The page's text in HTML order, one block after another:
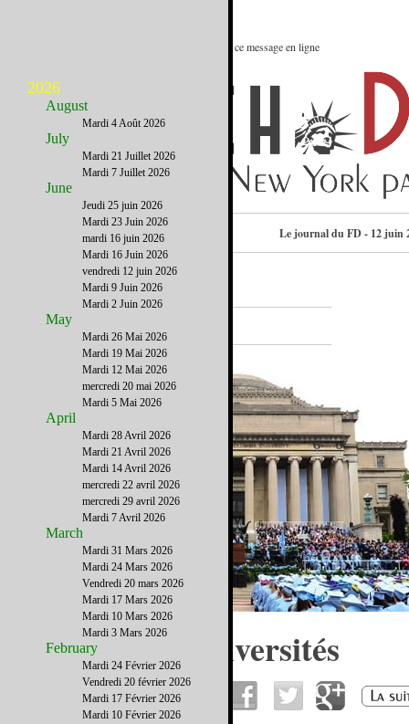
Le meilleur des Etats-Unis : Voir ce message en ligne
Le journal du FD - 12 juin
A la Une
Le top 5 des universités
américaines
2026
August
Mardi 4 Août 2026
July
Mardi 21 Juillet 2026
Mardi 7 Juillet 2026
June
Jeudi 25 juin 2026
Mardi 23 Juin 2026
mardi 16 juin 2026
Mardi 16 Juin 2026
vendredi 12 juin 2026
Mardi 9 Juin 2026
Mardi 2 Juin 2026
May
Mardi 26 Mai 2026
Mardi 19 Mai 2026
Mardi 12 Mai 2026
mercredi 20 mai 2026
Mardi 5 Mai 2026
April
Mardi 28 Avril 2026
Mardi 21 Avril 2026
Mardi 14 Avril 2026
mercredi 22 avril 2026
mercredi 29 avril 2026
Mardi 7 Avril 2026
March
Mardi 31 Mars 2026
Mardi 24 Mars 2026
Vendredi 20 mars 2026
Mardi 17 Mars 2026
Mardi 10 Mars 2026
Mardi 3 Mars 2026
February
Mardi 24 Février 2026
Vendredi 20 février 2026
Mardi 17 Février 2026
Mardi 10 Février 2026